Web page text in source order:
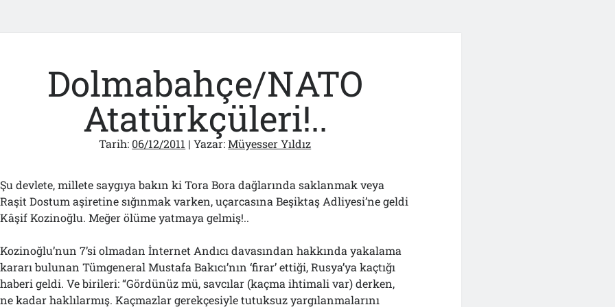
Dolmabahçe/NATO
Atatürkçüleri!..
Tarih: 06/12/2011 | Yazar:Müyesser Yıldız
Şu devlete, millete saygıya bakın ki Tora Bora dağlarında saklanmak veya
Raşit Dostum aşiretine sığınmak varken, uçarcasına Beşiktaş Adliyesi’ne geldi
Kâşif Kozinoğlu. Meğer ölüme yatmaya gelmiş!..
Kozinoğlu’nun 7’si olmadan İnternet Andıcı davasından hakkında yakalama
kararı bulunan Tümgeneral Mustafa Bakıcı’nın ‘firar’ ettiği, Rusya’ya kaçtığı
haberi geldi. Ve birileri: “Gördünüz mü, savcılar (kaçma ihtimali var) derken,
ne kadar haklılarmış. Kaçmazlar gerekçesiyle tutuksuz yargılanmalarını